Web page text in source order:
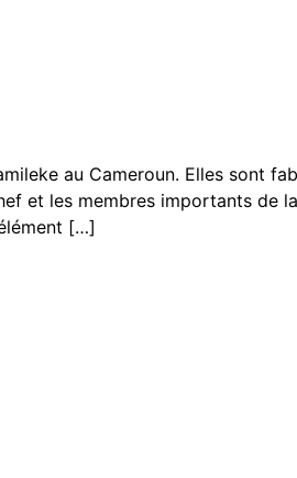
au Cameroun. Elles sont
et les membres importants de
[…]